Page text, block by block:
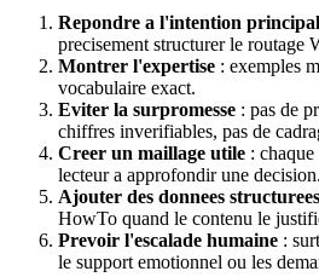
Repondre a l'intention
precisement structurer le routage
Montrer l'expertise : exemples
vocabulaire exact.
Eviter la surpromesse : pas de
chiffres inverifiables, pas de
Creer un maillage utile :
lecteur a approfondir une decision.
Ajouter des donnees structurees
HowTo quand le contenu le
Prevoir l'escalade humaine :
le support emotionnel ou les